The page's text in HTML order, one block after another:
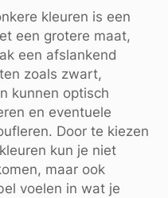
kleuren is een
een grotere maat,
een afslankend
zoals zwart,
kunnen optisch
en eventuele
Door te kiezen
kun je niet
maar ook
voelen in wat je